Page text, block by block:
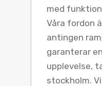
med
Våra fordon
antingen
garanterar
upplevelse,
stockholm.